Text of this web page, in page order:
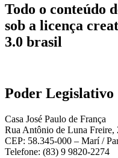
Todo o conteúdo
sob a licença
3.0 brasil
Poder Legislativo
Casa José Paulo de França
Rua Antônio de Luna Freire,
CEP: 58.345-000 – Marí /
Telefone: (83) 9 9820-2274